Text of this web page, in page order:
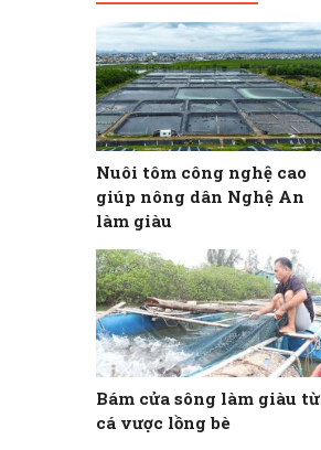
Nuôi tôm công nghệ cao
giúp nông dân Nghệ An
làm giàu
Bám cửa sông làm giàu từ
cá vược lồng bè